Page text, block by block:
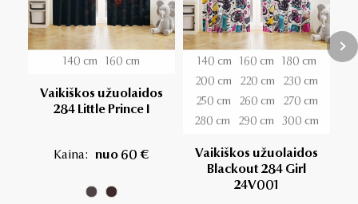
140 cm 160 cm
Vaikiškos užuolaidos
284 Little Prince I
Kaina: nuo 60 €
140 cm 160 cm
180 cm
200 cm
220 cm
230 cm
250 cm
260 cm
270 cm
280 cm
290 cm 300 cm
Vaikiškos užuolaidos
Blackout 284 Girl
24V001